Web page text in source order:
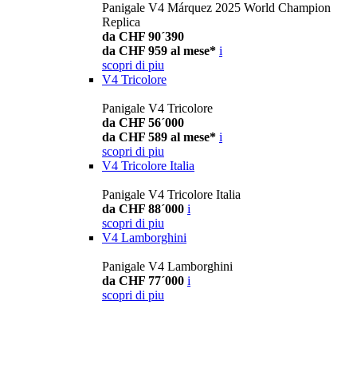
Panigale V4 Márquez 2025 World Champion
Replica
da CHF 90´390
da CHF 959 al mese* i
scopri di piu
V4 Tricolore
Panigale V4 Tricolore
da CHF 56´000
da CHF 589 al mese* i
scopri di piu
V4 Tricolore Italia
Panigale V4 Tricolore Italia
da CHF 88´000 i
scopri di piu
V4 Lamborghini
Panigale V4 Lamborghini
da CHF 77´000 i
scopri di piu